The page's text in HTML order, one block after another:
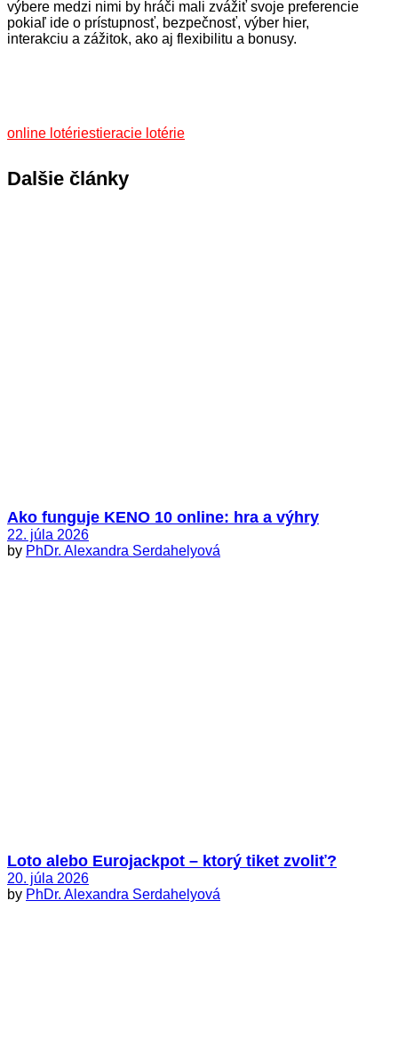
výbere medzi nimi by hráči mali zvážiť svoje preferencie
pokiaľ ide o prístupnosť, bezpečnosť, výber hier,
interakciu a zážitok, ako aj flexibilitu a bonusy.
online lotériestieracie lotérie
Dalšie články
Ako funguje KENO 10 online: hra a výhry
22. júla 2026
by PhDr. Alexandra Serdahelyová
Loto alebo Eurojackpot – ktorý tiket zvoliť?
20. júla 2026
by PhDr. Alexandra Serdahelyová